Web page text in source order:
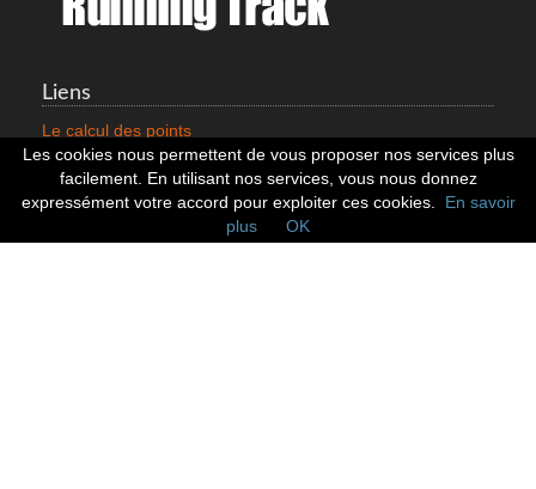
Liens
Le calcul des points
Mentions légales
Nous contacter
Cookies
Statistiques
Les cookies nous permettent de vous proposer nos services plus
facilement. En utilisant nos services, vous nous donnez
expressément votre accord pour exploiter ces cookies.
En savoir
plus
OK